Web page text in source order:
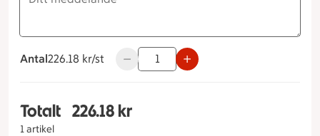
Antal
226.18 kronor styck
226.18 kr/st Använd knapparna för att minska
Totalt
1 artikel
Totalt 1 stycken Fågelplanka Tillbehör Krämig
226.18 kr